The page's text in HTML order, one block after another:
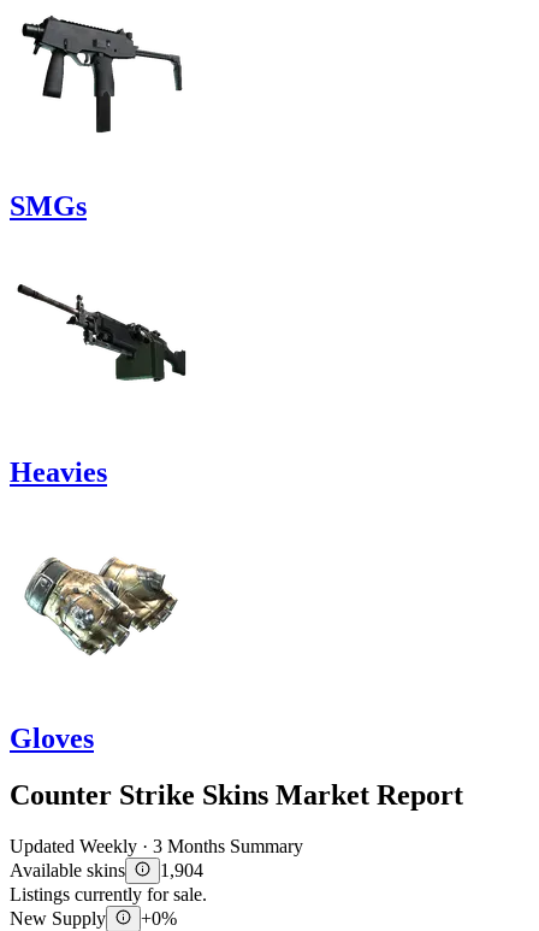
SMGs
Heavies
Gloves
Counter Strike Skins Market Report
Updated Weekly · 3 Months Summary
Available skins
1,904
Listings currently for sale.
New Supply
+0%